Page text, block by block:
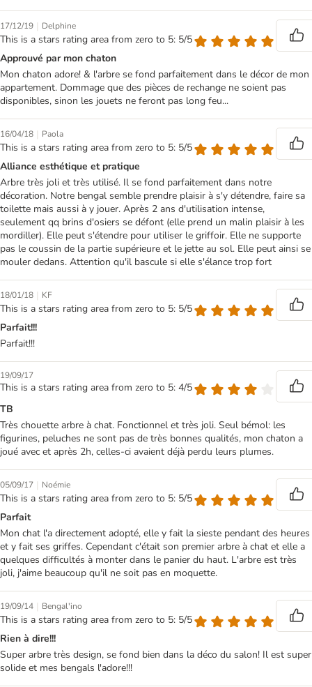
17/12/19 | Delphine
This is a stars rating area from zero to 5: 5/5
Approuvé par mon chaton
Mon chaton adore! & l'arbre se fond parfaitement dans le décor de mon
appartement. Dommage que des pièces de rechange ne soient pas
disponibles, sinon les jouets ne feront pas long feu...
16/04/18 | Paola
This is a stars rating area from zero to 5: 5/5
Alliance esthétique et pratique
Arbre très joli et très utilisé. Il se fond parfaitement dans notre
décoration. Notre bengal semble prendre plaisir à s'y détendre, faire sa
toilette mais aussi à y jouer. Après 2 ans d'utilisation intense,
seulement qq brins d'osiers se défont (elle prend un malin plaisir à les
mordiller). Elle peut s'étendre pour utiliser le griffoir. Elle ne supporte
pas le coussin de la partie supérieure et le jette au sol. Elle peut ainsi se
mouler dedans. Attention qu'il bascule si elle s'élance trop fort
18/01/18 | KF
This is a stars rating area from zero to 5: 5/5
Parfait!!!
Parfait!!!
19/09/17
This is a stars rating area from zero to 5: 4/5
TB
Très chouette arbre à chat. Fonctionnel et très joli. Seul bémol: les
figurines, peluches ne sont pas de très bonnes qualités, mon chaton a
joué avec et après 2h, celles-ci avaient déjà perdu leurs plumes.
05/09/17 | Noémie
This is a stars rating area from zero to 5: 5/5
Parfait
Mon chat l'a directement adopté, elle y fait la sieste pendant des heures
et y fait ses griffes. Cependant c'était son premier arbre à chat et elle a
quelques difficultés à monter dans le panier du haut. L'arbre est très
joli, j'aime beaucoup qu'il ne soit pas en moquette.
19/09/14 | Bengal'ino
This is a stars rating area from zero to 5: 5/5
Rien à dire!!!
Super arbre très design, se fond bien dans la déco du salon! Il est super
solide et mes bengals l'adore!!!